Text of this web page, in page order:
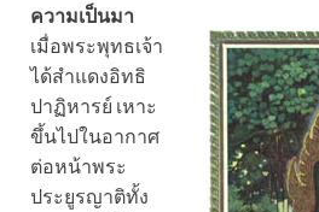
ความเป็นมา
เมื่อพระพุทธเจ้า
ได้สำแดงอิทธิ
ปาฏิหารย์ เหาะ
ขึ้นไปในอากาศ
ต่อหน้าพระ
ประยูรญาติทั้ง